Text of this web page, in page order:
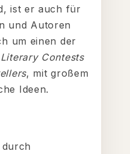
ist er auch für
und Autoren
um einen der
Contests
, mit großem
Ideen.